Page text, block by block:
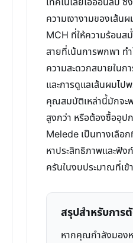
ความเงางามของเส้น
MCH ที่ให้ความร้อนส
สายที่เน้นการพกพา ท
ความสะดวกสบายในก
และการดูแลเส้นผมไ
คุณสมบัติเหล่านี้มักจ
สูงกว่า หรือต้องซื้ออุ
Melede เป็นทางเลือ
หาประสิทธิภาพและฟัง
ครันในงบประมาณที่เข้
สรุปสำหรับการ
หากคุณกำลังมอง